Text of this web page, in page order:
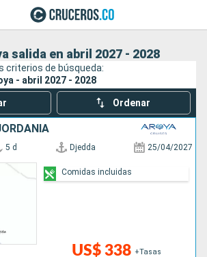
salida en abril 2027 - 2028
criterios de búsqueda:
- abril 2027 - 2028
Ordenar
5 d Djedda 25/04/2027
US$ 338 +Tasas
Comidas incluidas